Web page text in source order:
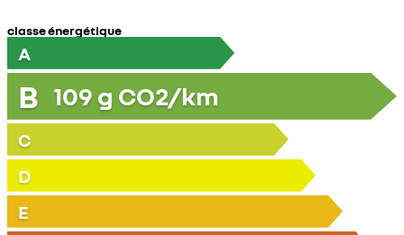
classe énergétique
A
B 109 g CO2/km
C
D
E